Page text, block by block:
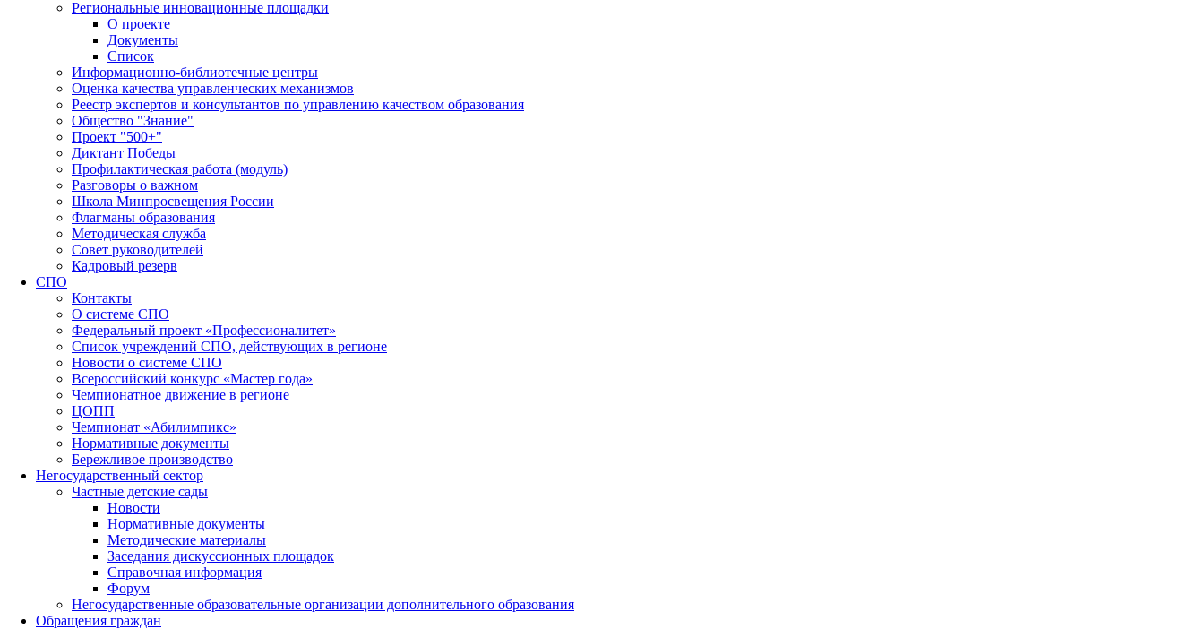
Региональные инновационные площадки
О проекте
Документы
Список
Информационно-библиотечные центры
Оценка качества управленческих механизмов
Реестр экспертов и консультантов по управлению качеством образования
Общество "Знание"
Проект "500+"
Диктант Победы
Профилактическая работа (модуль)
Разговоры о важном
Школа Минпросвещения России
Флагманы образования
Методическая служба
Совет руководителей
Кадровый резерв
СПО
Контакты
О системе СПО
Федеральный проект «Профессионалитет»
Список учреждений СПО, действующих в регионе
Новости о системе СПО
Всероссийский конкурс «Мастер года»
Чемпионатное движение в регионе
ЦОПП
Чемпионат «Абилимпикс»
Нормативные документы
Бережливое производство
Негосударственный сектор
Частные детские сады
Новости
Нормативные документы
Методические материалы
Заседания дискуссионных площадок
Справочная информация
Форум
Негосударственные образовательные организации дополнительного образования
Обращения граждан